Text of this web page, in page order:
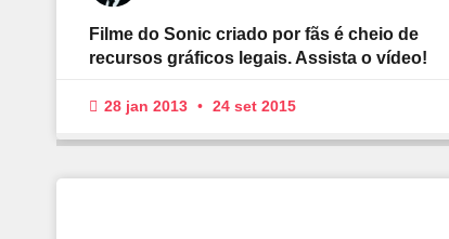
Filme do Sonic criado por fãs é cheio de
recursos gráficos legais. Assista o vídeo!
28 jan 2013 24 set 2015